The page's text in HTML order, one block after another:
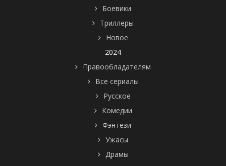
Боевики
Триллеры
Новое
2024
Правообладателям
Все сериалы
Русское
Комедии
Фэнтези
Ужасы
Драмы